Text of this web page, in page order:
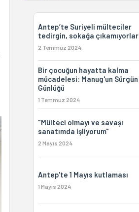
Antep’te Suriyeli mülteciler
tedirgin, sokağa çıkamıyorlar
2 Temmuz 2024
Bir çocuğun hayatta kalma
mücadelesi: Manug'un Sürgün
Günlüğü
1 Temmuz 2024
"Mülteci olmayı ve savaşı
sanatımda işliyorum"
2 Mayıs 2024
Antep'te 1 Mayıs kutlaması
1 Mayıs 2024